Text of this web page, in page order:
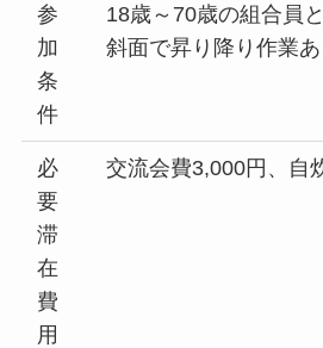
参
加
条
件
18歳～70歳の組合員
斜面で昇り降り作業あ
必
要
滞
在
費
用
交流会費3,000円、自